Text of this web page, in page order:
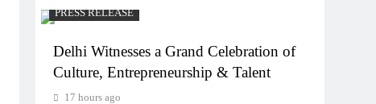
PRESS RELEASE
Delhi Witnesses a Grand Celebration of
Culture, Entrepreneurship & Talent
17 hours ago